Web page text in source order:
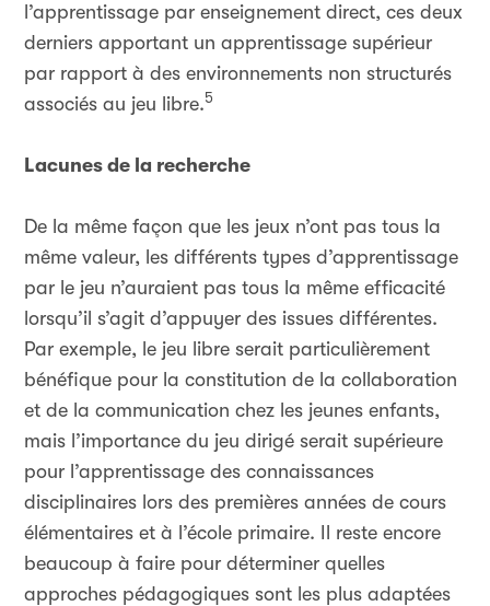
l’apprentissage par enseignement direct, ces deux
derniers apportant un apprentissage supérieur
par rapport à des environnements non structurés
associés au jeu libre.5
Lacunes de la recherche
De la même façon que les jeux n’ont pas tous la
même valeur, les différents types d’apprentissage
par le jeu n’auraient pas tous la même efficacité
lorsqu’il s’agit d’appuyer des issues différentes.
Par exemple, le jeu libre serait particulièrement
bénéfique pour la constitution de la collaboration
et de la communication chez les jeunes enfants,
mais l’importance du jeu dirigé serait supérieure
pour l’apprentissage des connaissances
disciplinaires lors des premières années de cours
élémentaires et à l’école primaire. Il reste encore
beaucoup à faire pour déterminer quelles
approches pédagogiques sont les plus adaptées